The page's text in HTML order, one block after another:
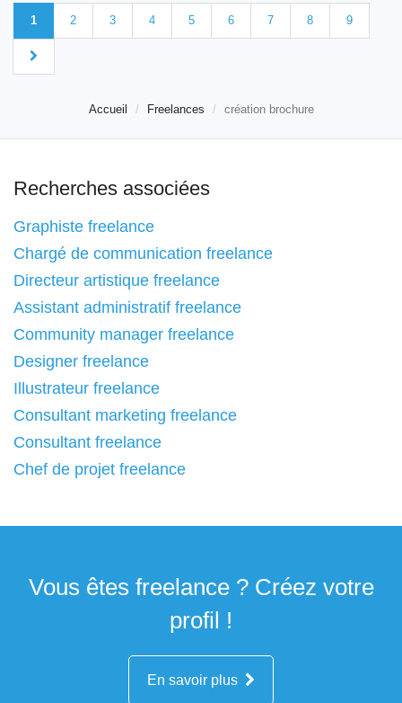
1 2 3 4 5 6 7 8 9
Accueil Freelances création brochure
Recherches associées
Graphiste freelance
Chargé de communication freelance
Directeur artistique freelance
Assistant administratif freelance
Community manager freelance
Designer freelance
Illustrateur freelance
Consultant marketing freelance
Consultant freelance
Chef de projet freelance
Vous êtes freelance ? Créez votre
profil !
En savoir plus